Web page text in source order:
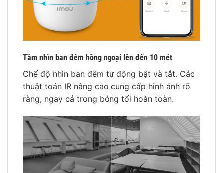
Tầm nhìn ban đêm hồng ngoại lên đến 10 mét
Chế độ nhìn ban đêm tự động bật và tắt. Các
thuật toán IR nâng cao cung cấp hình ảnh rõ
ràng, ngay cả trong bóng tối hoàn toàn.